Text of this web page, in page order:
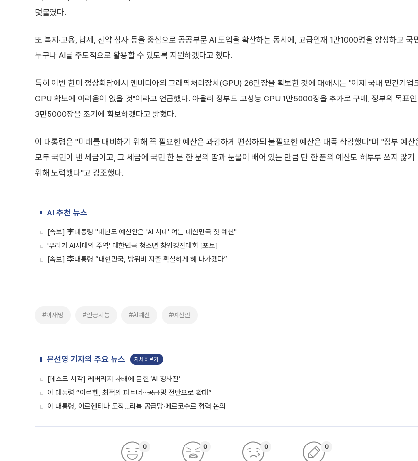
5000억 원을 투입한다"고 부연했다.
이어 "피지컬 AI 선도 국가 달성을 위해 국내의 우수한 제조 역량과 데이터를 활용해 중점사업에 집중 투자하겠다"며 "로
또 복지·고용, 납세, 신약 심사 등을 중심으로 공공부문 AI 도입을 확산하는 동시에, 고급인재 1만1000명을 양성하고 국민
누구나 AI를 주도적으로 활용할 수 있도록 지원하겠다고 했다.
위해 노력했다"고 강조했다.
AI 추천 뉴스
[속보] 李대통령 “대한민국, 방위비 지출 확실하게 해 나가겠다”